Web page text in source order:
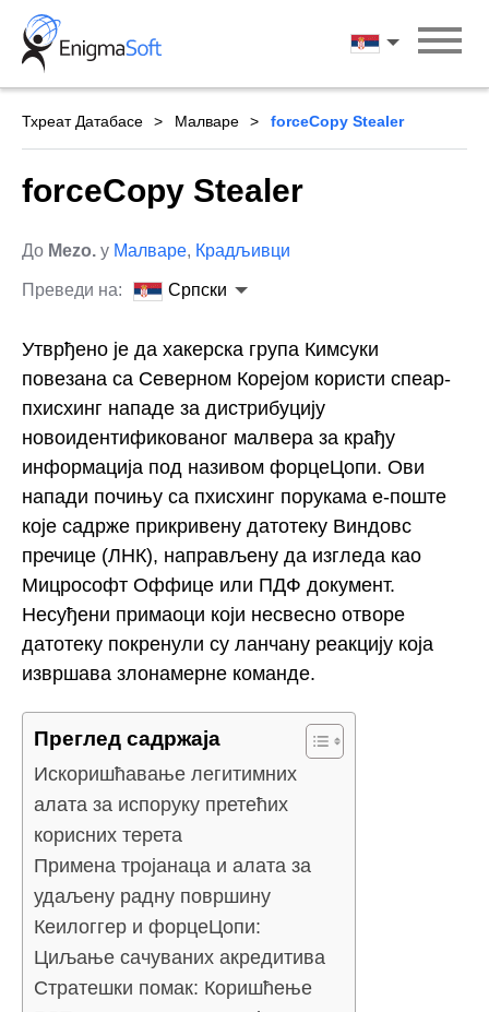
Skip
content
Српски
Тхреат Датабасе Малваре forceCopy Stealer
forceCopy Stealer
До Mezo. у Малваре, Крадљивци
Преведи на: Српски
Утврђено је да хакерска група Кимсуки
повезана са Северном Корејом користи спеар-
пхисхинг нападе за дистрибуцију
новоидентификованог малвера за крађу
информација под називом форцеЦопи. Ови
напади почињу са пхисхинг порукама е-поште
које садрже прикривену датотеку Виндовс
пречице (ЛНК), направљену да изгледа као
Мицрософт Оффице или ПДФ документ.
Несуђени примаоци који несвесно отворе
датотеку покренули су ланчану реакцију која
извршава злонамерне команде.
Преглед садржаја
Искоришћавање легитимних
алата за испоруку претећих
корисних терета
Примена тројанаца и алата за
удаљену радну површину
Кеилоггер и форцеЦопи:
Циљање сачуваних акредитива
Стратешки помак: Коришћење